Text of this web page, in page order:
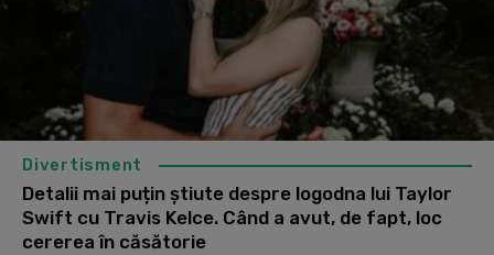
Divertisment
Detalii mai puțin știute despre logodna lui Taylor
Swift cu Travis Kelce. Când a avut, de fapt, loc
cererea în căsătorie